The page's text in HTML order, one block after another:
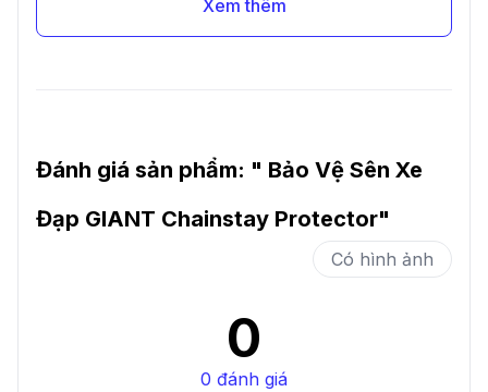
Xem thêm
Đánh giá sản phẩm: " Bảo Vệ Sên Xe
Đạp GIANT Chainstay Protector"
Có hình ảnh
0
0 đánh giá